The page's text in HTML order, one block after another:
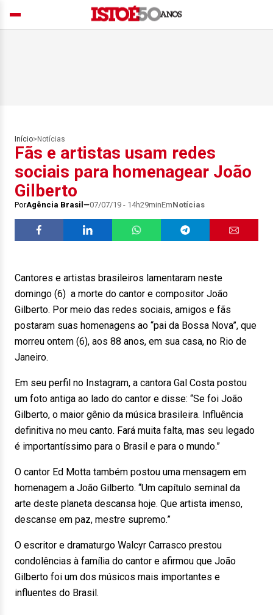
Início> Notícias
Fãs e artistas usam redes
sociais para homenagear João
Gilberto
PorAgência Brasil 07/07/19 - 14h29minEmNotícias
Cantores e artistas brasileiros lamentaram neste
domingo (6) a morte do cantor e compositor João
Gilberto. Por meio das redes sociais, amigos e fãs
postaram suas homenagens ao “pai da Bossa Nova”, que
morreu ontem (6), aos 88 anos, em sua casa, no Rio de
Janeiro.
Em seu perfil no Instagram, a cantora Gal Costa postou
um foto antiga ao lado do cantor e disse: “Se foi João
Gilberto, o maior gênio da música brasileira. Influência
definitiva no meu canto. Fará muita falta, mas seu legado
é importantíssimo para o Brasil e para o mundo.”
O cantor Ed Motta também postou uma mensagem em
homenagem a João Gilberto. “Um capítulo seminal da
arte deste planeta descansa hoje. Que artista imenso,
descanse em paz, mestre supremo.”
O escritor e dramaturgo Walcyr Carrasco prestou
condolências à família do cantor e afirmou que João
Gilberto foi um dos músicos mais importantes e
influentes do Brasil.